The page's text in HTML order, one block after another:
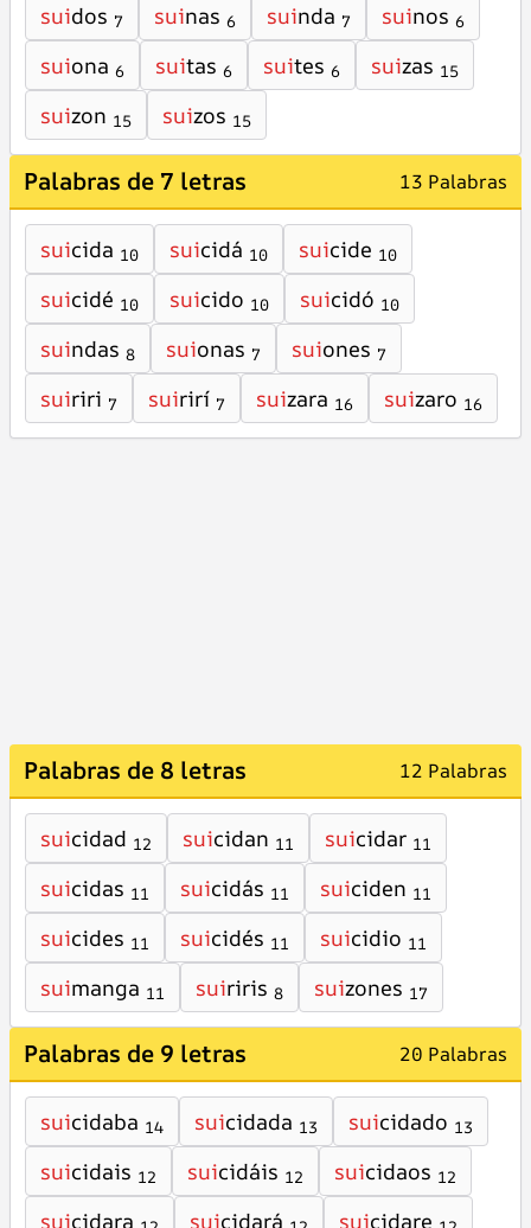
suidos 7 suinas 6 suinda 7 suinos 6
suiona 6 suitas 6 suites 6 suizas 15
suizon 15 suizos 15
Palabras de 7 letras 13 Palabras
suicida 10 suicidá 10 suicide 10
suicidé 10 suicido 10 suicidó 10
suindas 8 suionas 7 suiones 7
suiriri 7 suirirí 7 suizara 16 suizaro 16
Palabras de 8 letras 12 Palabras
suicidad 12 suicidan 11 suicidar 11
suicidas 11 suicidás 11 suiciden 11
suicides 11 suicidés 11 suicidio 11
suimanga 11 suiriris 8 suizones 17
Palabras de 9 letras 20 Palabras
suicidaba 14 suicidada 13 suicidado 13
suicidais 12 suicidáis 12 suicidaos 12
suicidara suicidará suicidare